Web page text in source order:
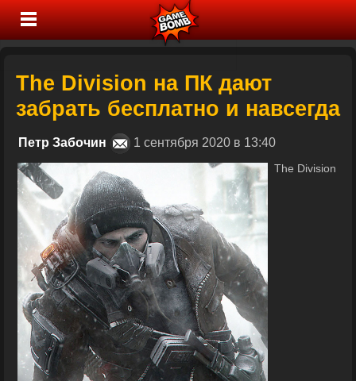
The Division на ПК дают
забрать бесплатно и навсегда
Петр Забочин 1 сентября 2020 в 13:40
The Division